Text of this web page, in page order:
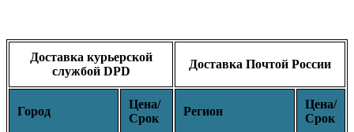
Доставка курьерской
службой DPD
Доставка Почтой России
Город
Цена/
Срок
Регион
Цена/
Срок